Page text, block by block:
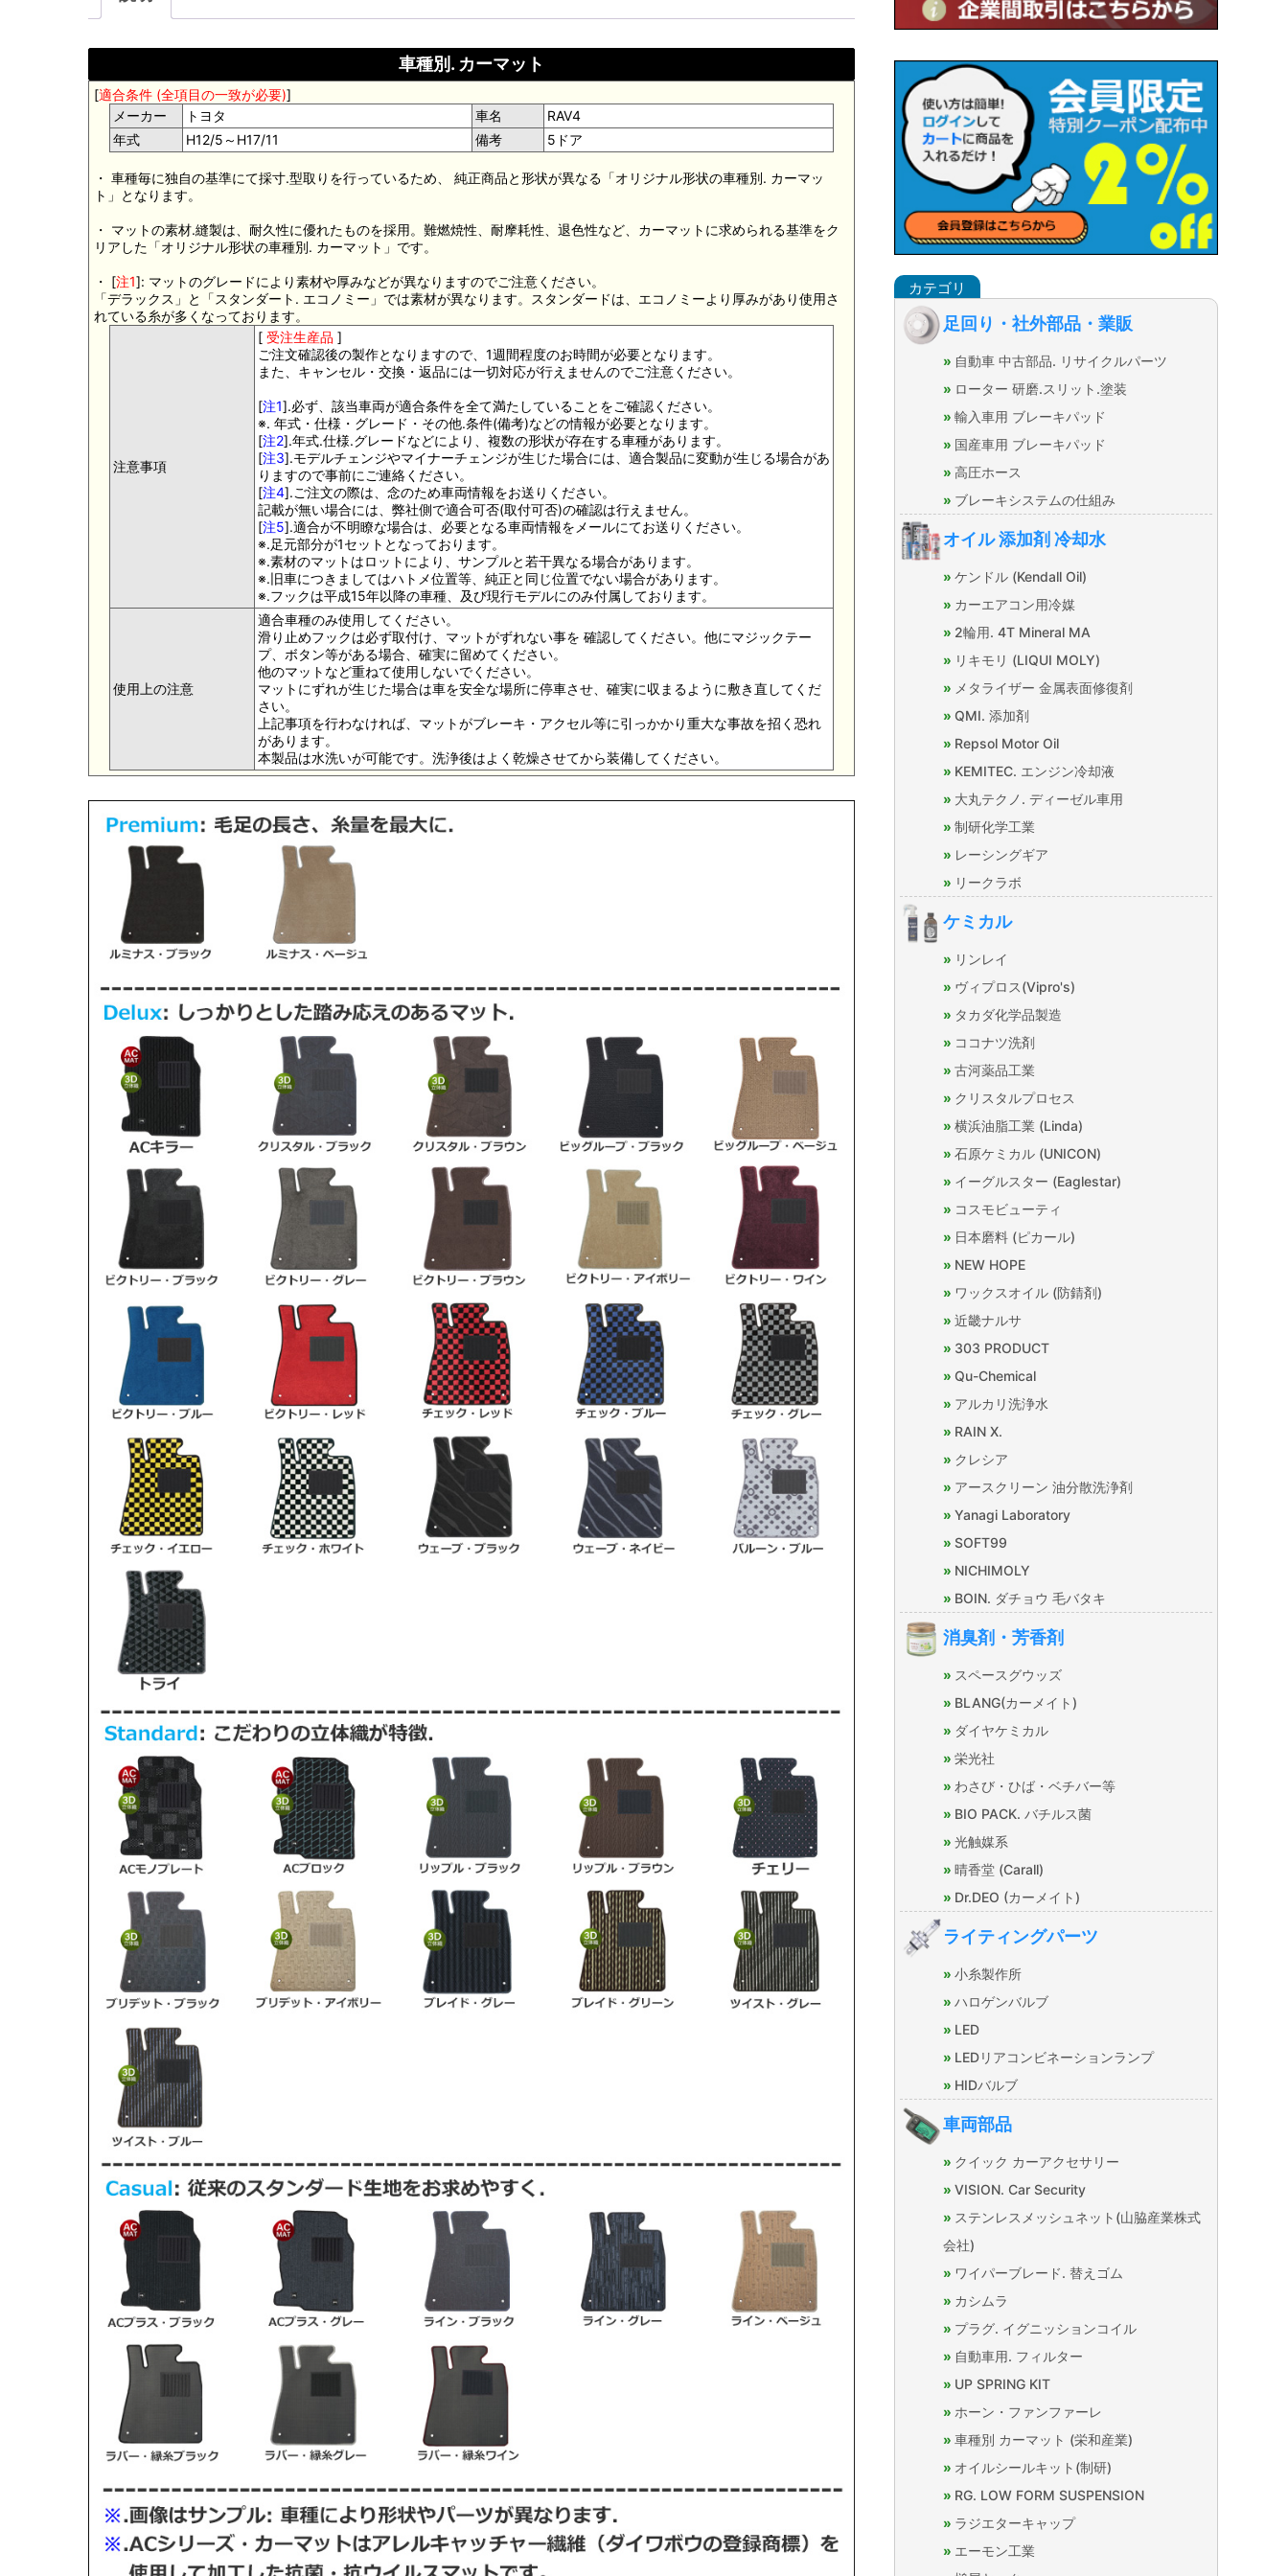
車種別. カーマット
[適合条件 (全項目の一致が必要)]
メーカー
トヨタ 車名
RAV4
年式
H12/5～H17/11 備考 5ドア
・ 車種毎に独自の基準にて採寸.型取りを行っているため、 純正商品と形状が異なる「オリジナル形状の車種別. カーマッ
ト」となります。
・ マットの素材.縫製は、耐久性に優れたものを採用。難燃焼性、耐摩耗性、退色性など、カーマットに求められる基準をク
リアした「オリジナル形状の車種別. カーマット」です。
・ [注1]: マットのグレードにより素材や厚みなどが異なりますのでご注意ください。
「デラックス」と「スタンダート. エコノミー」では素材が異なります。スタンダードは、エコノミーより厚みがあり使用さ
れている糸が多くなっております。
注意事項
[ 受注生産品 ]
ご注文確認後の製作となりますので、1週間程度のお時間が必要となります。
また、キャンセル・交換・返品には一切対応が行えませんのでご注意ください。
[注1].必ず、該当車両が適合条件を全て満たしていることをご確認ください。
※. 年式・仕様・グレード・その他.条件(備考)などの情報が必要となります。
[注2].年式.仕様.グレードなどにより、複数の形状が存在する車種があります。
[注3].モデルチェンジやマイナーチェンジが生じた場合には、適合製品に変動が生じる場合があ
りますので事前にご連絡ください。
[注4].ご注文の際は、念のため車両情報をお送りください。
記載が無い場合には、弊社側で適合可否(取付可否)の確認は行えません。
[注5].適合が不明瞭な場合は、必要となる車両情報をメールにてお送りください。
※.足元部分が1セットとなっております。
※.素材のマットはロットにより、サンプルと若干異なる場合があります。
※.旧車につきましてはハトメ位置等、純正と同じ位置でない場合があります。
※.フックは平成15年以降の車種、及び現行モデルにのみ付属しております。
使用上の注意
適合車種のみ使用してください。
滑り止めフックは必ず取付け、マットがずれない事を 確認してください。他にマジックテー
プ、ボタン等がある場合、確実に留めてください。
他のマットなど重ねて使用しないでください。
マットにずれが生じた場合は車を安全な場所に停車させ、確実に収まるように敷き直してくだ
さい。
上記事項を行わなければ、マットがブレーキ・アクセル等に引っかかり重大な事故を招く恐れ
があります。
本製品は水洗いが可能です。洗浄後はよく乾燥させてから装備してください。
足回り・社外部品・業販
自動車 中古部品. リサイクルパーツ
ローター 研磨.スリット.塗装
輸入車用 ブレーキパッド
国産車用 ブレーキパッド
高圧ホース
ブレーキシステムの仕組み
オイル 添加剤 冷却水
ケンドル (Kendall Oil)
カーエアコン用冷媒
2輪用. 4T Mineral MA
リキモリ (LIQUI MOLY)
メタライザー 金属表面修復剤
QMI. 添加剤
Repsol Motor Oil
KEMITEC. エンジン冷却液
大丸テクノ. ディーゼル車用
制研化学工業
レーシングギア
リークラボ
ケミカル
リンレイ
ヴィプロス(Vipro's)
タカダ化学品製造
ココナツ洗剤
古河薬品工業
クリスタルプロセス
横浜油脂工業 (Linda)
石原ケミカル (UNICON)
イーグルスター (Eaglestar)
コスモビューティ
日本磨料 (ピカール)
NEW HOPE
ワックスオイル (防錆剤)
近畿ナルサ
303 PRODUCT
Qu-Chemical
アルカリ洗浄水
RAIN X.
クレシア
アースクリーン 油分散洗浄剤
Yanagi Laboratory
SOFT99
NICHIMOLY
BOIN. ダチョウ 毛バタキ
消臭剤・芳香剤
スペースグウッズ
BLANG(カーメイト)
ダイヤケミカル
栄光社
わさび・ひば・ベチバー等
BIO PACK. バチルス菌
光触媒系
晴香堂 (Carall)
Dr.DEO (カーメイト)
ライティングパーツ
小糸製作所
ハロゲンバルブ
LED
LEDリアコンビネーションランプ
HIDバルブ
車両部品
クイック カーアクセサリー
VISION. Car Security
ステンレスメッシュネット(山脇産業株式
会社)
ワイパーブレード. 替えゴム
カシムラ
プラグ. イグニッションコイル
自動車用. フィルター
UP SPRING KIT
ホーン・ファンファーレ
車種別 カーマット (栄和産業)
オイルシールキット(制研)
RG. LOW FORM SUSPENSION
ラジエターキャップ
エーモン工業